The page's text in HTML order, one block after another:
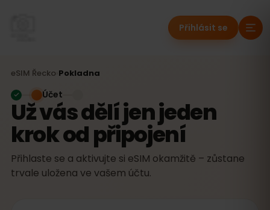
Přihlásit se
eSIM Řecko Pokladna
Už vás dělí jen jeden
krok od připojení
Přihlaste se a aktivujte si eSIM okamžitě – zůstane
trvale uložena ve vašem účtu.
Účet